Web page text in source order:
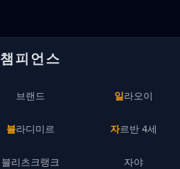
챔피언스
브랜드
블라디미르
블리츠크랭크
일라오이
자르반 4세
자야